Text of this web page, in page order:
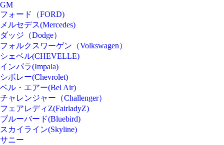
GM
フォード（FORD)
メルセデス(Mercedes)
ダッジ（Dodge）
フォルクスワーゲン（Volkswagen）
シェベル(CHEVELLE)
インパラ(Impala)
シボレー(Chevrolet)
ベル・エアー(Bel Air)
チャレンジャー（Challenger）
フェアレディZ(FairladyZ)
ブルーバード(Bluebird)
スカイライン(Skyline)
サニー